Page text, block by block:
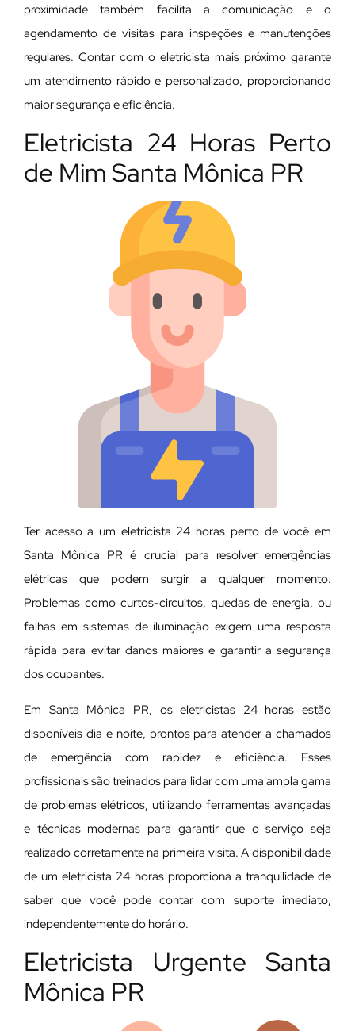
proximidade também facilita a comunicação e o
agendamento de visitas para inspeções e manutenções
regulares. Contar com o eletricista mais próximo garante
um atendimento rápido e personalizado, proporcionando
maior segurança e eficiência.
Eletricista 24 Horas Perto
de Mim Santa Mônica PR
Ter acesso a um eletricista 24 horas perto de você em
Santa Mônica PR é crucial para resolver emergências
elétricas que podem surgir a qualquer momento.
Problemas como curtos-circuitos, quedas de energia, ou
falhas em sistemas de iluminação exigem uma resposta
rápida para evitar danos maiores e garantir a segurança
dos ocupantes.
Em Santa Mônica PR, os eletricistas 24 horas estão
disponíveis dia e noite, prontos para atender a chamados
de emergência com rapidez e eficiência. Esses
profissionais são treinados para lidar com uma ampla gama
de problemas elétricos, utilizando ferramentas avançadas
e técnicas modernas para garantir que o serviço seja
realizado corretamente na primeira visita. A disponibilidade
de um eletricista 24 horas proporciona a tranquilidade de
saber que você pode contar com suporte imediato,
independentemente do horário.
Eletricista Urgente Santa
Mônica PR